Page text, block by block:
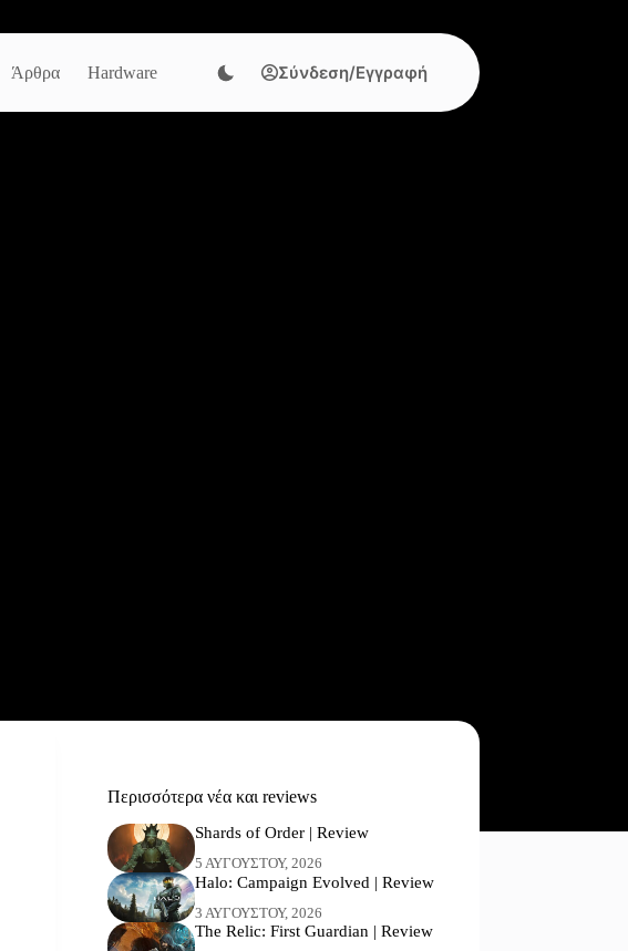
Άρθρα Hardware Σύνδεση/Εγγραφή
Περισσότερα νέα και reviews
Shards of Order | Review
5 ΑΥΓΟΎΣΤΟΥ, 2026
Halo: Campaign Evolved | Review
3 ΑΥΓΟΎΣΤΟΥ, 2026
The Relic: First Guardian | Review